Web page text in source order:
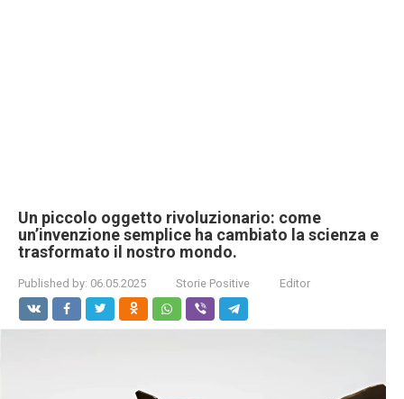
Un piccolo oggetto rivoluzionario: come
un’invenzione semplice ha cambiato la scienza e
trasformato il nostro mondo.
Published by: 06.05.2025 Storie Positive Editor